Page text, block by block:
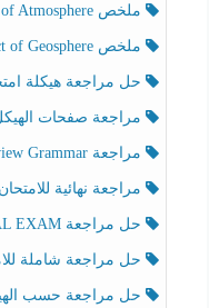
ملخص Effect of Atmosphere حسب الهيكل الوزاري العلوم المتكاملة الصف الخامس انسبير الفصل الثالث
ملخص Effect of Geosphere حسب الهيكل الوزاري العلوم المتكاملة الصف الخامس انسبير الفصل الثالث
حل مراجعة هيكلة امتحان
مراجعة صفحات الهيكل العلوم
مراجعة Review Grammar حسب الهيكل اللغة الإنجليزية الصف الخامس الفصل الثالث
مراجعة نهائية للامتحان
حل مراجعة FINAL EXAMاللغة الإنجليزية الصف الخامس الفصل الثالث
حل مراجعة شاملة للامتحان
حل مراجعة حسب الهيكل الوزاري